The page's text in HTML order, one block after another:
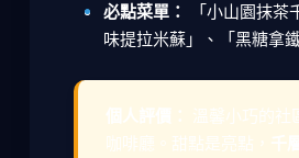
必點菜單：
「小山園抹茶
味提拉米蘇」、「黑糖拿鐵
個人評價： 溫馨小巧的社
咖啡廳。甜點是亮點， 千